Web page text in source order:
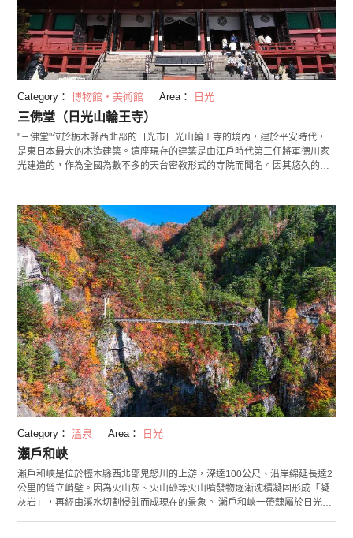
Category： 博物館・美術館 Area： 日光
三佛堂（日光山輪王寺）
"三佛堂"位於栃木縣西北部的日光市日光山輪王寺的境內，建於平安時代，
是東日本最大的木造建築。這座現存的建築是由江戶時代第三任將軍德川家
光建造的，作為全國為數不多的天台密教形式的寺院而聞名。因其悠久的歷
像排成一排，氣勢龐大。三佛堂前種植的"金剛櫻"約有500年的樹齡。這是一
種十分珍貴的櫻花，是山櫻花的變種，由於其稀有的價值和與有別於其他櫻
花的特徵，被認定為國家指定的天然紀念物。 每年的開花時間是4月下旬左
右。
Category： 溫泉 Area： 日光
瀨戶和峽
瀨戶和峽是位於櫪木縣西北部鬼怒川的上游，深達100公尺、沿岸綿延長達2
公里的聳立峭壁。因為火山灰、火山砂等火山噴發物逐漸沈積凝固形成「凝
灰岩」，再經由溪水切割侵蝕而成現在的景象。 瀨戶和峽一帶隸屬於日光國